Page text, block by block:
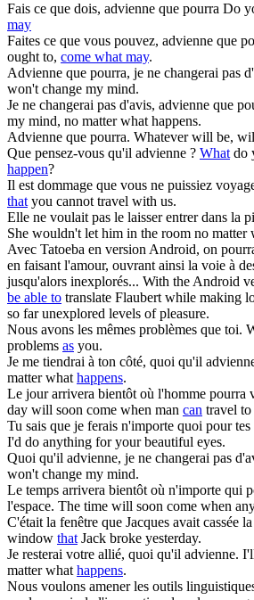
Fais ce que dois, advienne que pourra Do
may
Faites ce que vous pouvez, advienne que
ought to, come what may.
Advienne que pourra, je ne changerai pas
won't change my mind.
Je ne changerai pas d'avis, advienne que
my mind, no matter what happens.
Advienne que pourra. Whatever will be,
Que pensez-vous qu'il advienne ? Whatdo
happen?
Il est dommage que vous ne puissiez
thatyou cannot travel with us.
Elle ne voulait pas le laisser entrer dans la
She wouldn't let him in the room no matter
Avec Tatoeba en version Android, on
en faisant l'amour, ouvrant ainsi la voie à
jusqu'alors inexplorés... With the Android
be able to translate Flaubert while making
so far unexplored levels of pleasure.
Nous avons les mêmes problèmes que toi.
problems as you.
Je me tiendrai à ton côté, quoi qu'il
matter whathappens.
Le jour arrivera bientôt où l'homme pourra
day will soon come when man can travel to
Tu sais que je ferais n'importe quoi pour tes
I'd do anything for your beautiful eyes.
Quoi qu'il advienne, je ne changerai pas
won't change my mind.
Le temps arrivera bientôt où n'importe qui
l'espace. The time will soon come when
C'était la fenêtre que Jacques avait cassée
window thatJack broke yesterday.
Je resterai votre allié, quoi qu'il advienne.
matter whathappens.
Nous voulons amener les outils